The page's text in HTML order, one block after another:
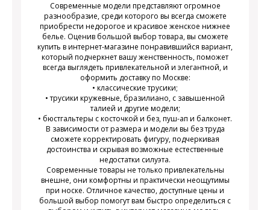
Современные модели представляют огромное
разнообразие, среди которого вы всегда сможете
приобрести недорогое и красивое женское нижнее
белье. Оценив большой выбор товара, вы сможете
купить в интернет-магазине понравившийся вариант,
который подчеркнет вашу женственность, поможет
всегда выглядеть привлекательной и элегантной, и
оформить доставку по Москве:
• классические трусики;
• трусики кружевные, бразилиано, с завышенной
талией и другие модели;
• бюстгальтеры с косточкой и без, пуш-ап и балконет.
В зависимости от размера и модели вы без труда
сможете корректировать фигуру, подчеркивая
достоинства и скрывая возможные естественные
недостатки силуэта.
Современные товары не только привлекательны
внешне, они комфортны и практически неощутимы
при носке. Отличное качество, доступные цены и
большой выбор помогут вам быстро определиться с